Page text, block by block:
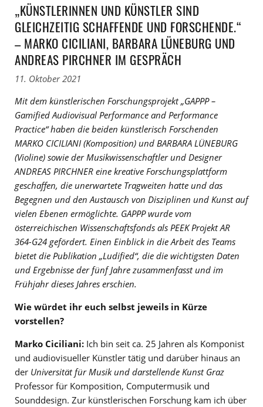
„KÜNSTLERINNEN UND KÜNSTLER SIND
GLEICHZEITIG SCHAFFENDE UND FORSCHENDE.“
– MARKO CICILIANI, BARBARA LÜNEBURG UND
ANDREAS PIRCHNER IM GESPRÄCH
11. Oktober 2021
Mit dem künstlerischen Forschungsprojekt „GAPPP –
Gamified Audiovisual Performance and Performance
Practice“ haben die beiden künstlerisch Forschenden
MARKO CICILIANI (Komposition) und BARBARA LÜNEBURG
(Violine) sowie der Musikwissenschaftler und Designer
ANDREAS PIRCHNER eine kreative Forschungsplattform
geschaffen, die unerwartete Tragweiten hatte und das
Begegnen und den Austausch von Disziplinen und Kunst auf
vielen Ebenen ermöglichte. GAPPP wurde vom
österreichischen Wissenschaftsfonds als PEEK Projekt AR
364-G24 gefördert. Einen Einblick in die Arbeit des Teams
bietet die Publikation „Ludified“, die die wichtigsten Daten
und Ergebnisse der fünf Jahre zusammenfasst und im
Frühjahr dieses Jahres erschien.
Wie würdet ihr euch selbst jeweils in Kürze
vorstellen?
Marko Ciciliani: Ich bin seit ca. 25 Jahren als Komponist
und audiovisueller Künstler tätig und darüber hinaus an
der Universität für Musik und darstellende Kunst Graz
Professor für Komposition, Computermusik und
Sounddesign. Zur künstlerischen Forschung kam ich über